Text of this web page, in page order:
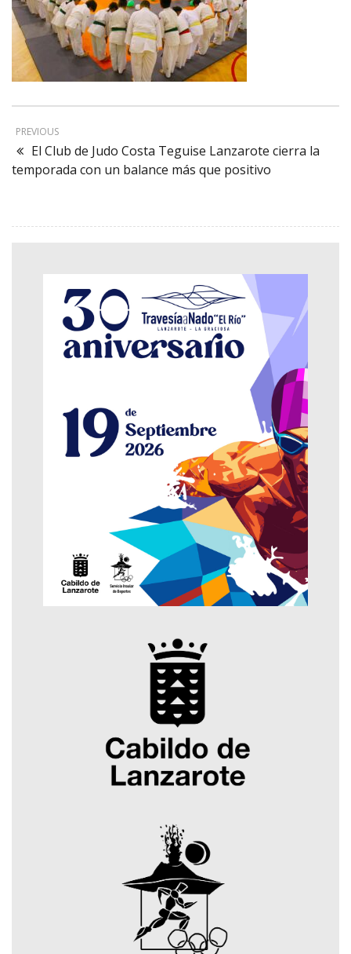
PREVIOUS
El Club de Judo Costa Teguise Lanzarote cierra la
temporada con un balance más que positivo